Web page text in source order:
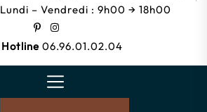
Lundi – Vendredi : 9h00 → 18h00
Hotline 06.96.01.02.04